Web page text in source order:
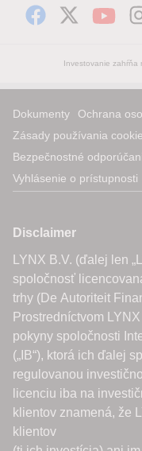
Investovanie zahŕňa
Dokumenty Ochrana
Zásady používania
Bezpečnostné
Vyhlásenie o prístupnosti